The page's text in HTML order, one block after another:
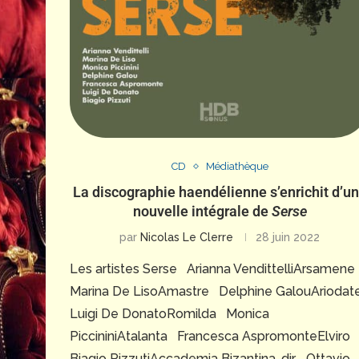
CD Médiathèque
La discographie haendélienne s’enrichit
nouvelle intégrale deSerse
par Nicolas Le Clerre 28 juin 2022
Les artistes Serse Arianna VendittelliArsamene
Marina De LisoAmastre Delphine
Luigi De DonatoRomilda Monica
PiccininiAtalanta Francesca AspromonteElviro